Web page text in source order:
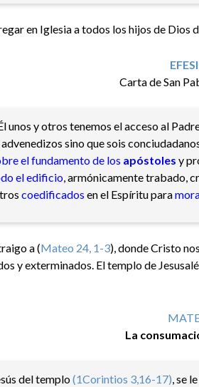
en Iglesia a todos los hijos de Dios
Carta de San
unos y otros tenemos el acceso al
sino que sois
el fundamento de los apóstoles y
el edificio, armónicamente trabado,
coedificados en el Espíritu para
a (Mateo 24, 1-3), donde Cristo
y exterminados. El templo de
La
del templo(1Corintios 3,16-17), se